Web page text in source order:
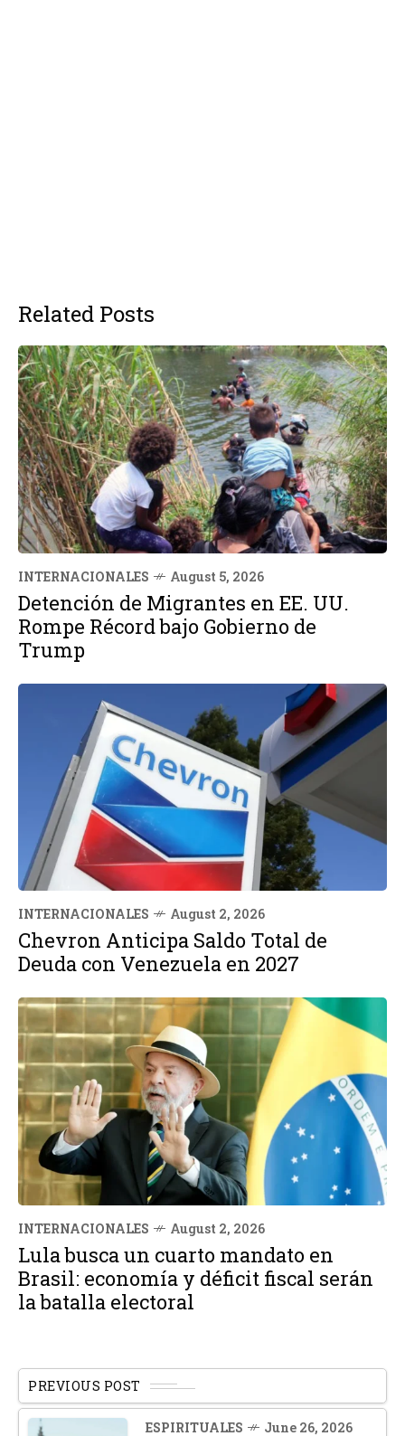
Related Posts
INTERNACIONALES August 5, 2026
Detención de Migrantes en EE. UU.
Rompe Récord bajo Gobierno de
Trump
INTERNACIONALES August 2, 2026
Chevron Anticipa Saldo Total de
Deuda con Venezuela en 2027
INTERNACIONALES August 2, 2026
Lula busca un cuarto mandato en
Brasil: economía y déficit fiscal serán
la batalla electoral
PREVIOUS POST
ESPIRITUALES June 26, 2026